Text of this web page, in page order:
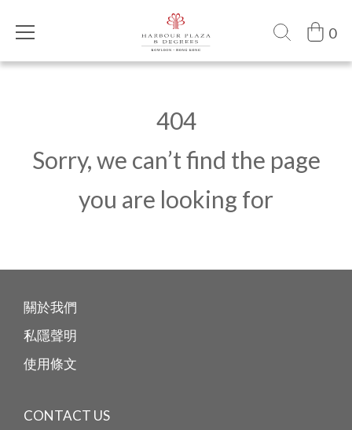
0
404
Sorry, we can’t find the page
you are looking for
關於我們
私隱聲明
使用條文
CONTACT US